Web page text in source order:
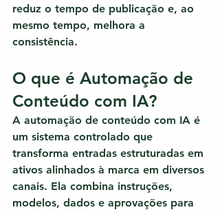
reduz o tempo de publicação e, ao
mesmo tempo, melhora a
consistência.
O que é Automação de
Conteúdo com IA?
A automação de conteúdo com IA é
um sistema controlado que
transforma entradas estruturadas em
ativos alinhados à marca em diversos
canais. Ela combina instruções,
modelos, dados e aprovações para